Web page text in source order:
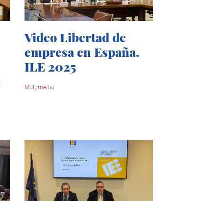
Video Libertad de
empresa en España.
ILE 2025
Multimedia